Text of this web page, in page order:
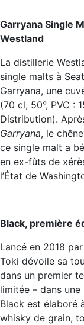
Garryana Single
Westland
La distillerie
single malts à
Garryana, une
(70 cl, 50°, PVC :
Distribution).
Garryana, le
ce single malt a
en ex-fûts de
l’État de
Black, première
Lancé en 2018
Toki dévoile sa
dans un premier
limitée – dans une
Black est élaboré
whisky de grain,